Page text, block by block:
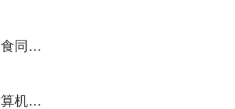
典型药食同源功能食品及其健康效应
基于计算机视觉和深度学习的食品检测技术